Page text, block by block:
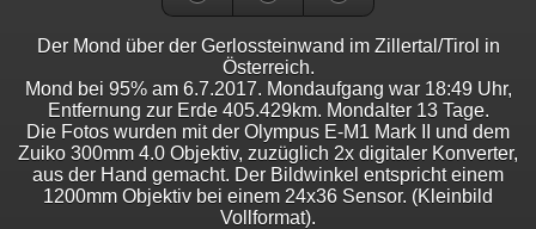
Der Mond über der Gerlossteinwand im Zillertal/Tirol in
Österreich.
Mond bei 95% am 6.7.2017. Mondaufgang war 18:49 Uhr,
Entfernung zur Erde 405.429km. Mondalter 13 Tage.
Die Fotos wurden mit der Olympus E-M1 Mark II und dem
Zuiko 300mm 4.0 Objektiv, zuzüglich 2x digitaler Konverter,
aus der Hand gemacht. Der Bildwinkel entspricht einem
1200mm Objektiv bei einem 24x36 Sensor. (Kleinbild
Vollformat).